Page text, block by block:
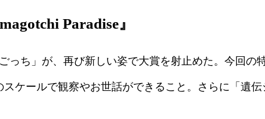
Paradise』
っち」が、再び新しい姿で大賞を射止めた。今回の
ケールで観察やお世話ができること。さらに「遺